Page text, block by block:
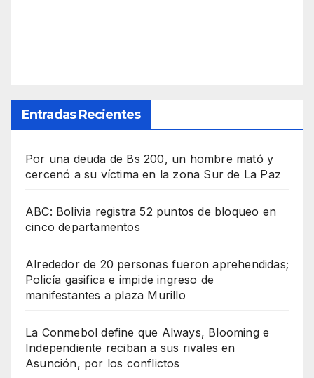
Entradas Recientes
Por una deuda de Bs 200, un hombre mató y
cercenó a su víctima en la zona Sur de La Paz
ABC: Bolivia registra 52 puntos de bloqueo en
cinco departamentos
Alrededor de 20 personas fueron aprehendidas;
Policía gasifica e impide ingreso de
manifestantes a plaza Murillo
La Conmebol define que Always, Blooming e
Independiente reciban a sus rivales en
Asunción, por los conflictos